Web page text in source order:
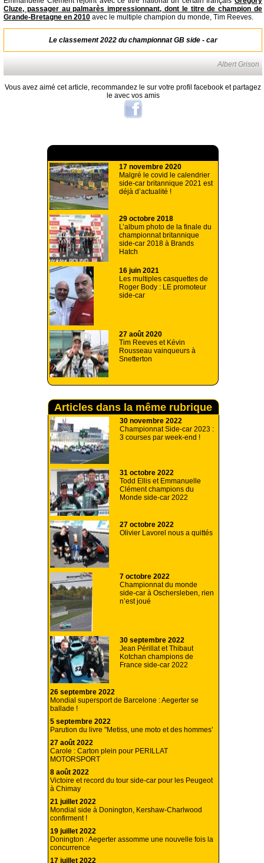
Cluze, passager au palmarès impressionnant, dont le titre de champion de
Grande-Bretagne en 2010 avec le multiple champion du monde, Tim Reeves.
Le classement 2022 du championnat GB side - car
Albert Grison
Vous avez aimé cet article, recommandez le sur votre profil facebook et partagez
le avec vos amis
17 novembre 2020
Malgré le covid le calendrier
side-car britannique 2021 est
déjà d’actualité !
29 octobre 2018
L’album photo de la finale du
championnat britannique
side-car 2018 à Brands
Hatch
16 juin 2021
Les multiples casquettes de
Roger Body : LE promoteur
side-car
27 août 2020
Tim Reeves et Kévin
Rousseau vainqueurs à
Snetterton
Articles dans la même rubrique
30 novembre 2022
Championnat Side-car 2023 :
3 courses par week-end !
31 octobre 2022
Todd Ellis et Emmanuelle
Clément champions du
Monde side-car 2022
27 octobre 2022
Olivier Lavorel nous a quittés
7 octobre 2022
Championnat du monde
side-car à Oschersleben, rien
n’est joué
30 septembre 2022
Jean Périllat et Thibaut
Kotchan champions de
France side-car 2022
26 septembre 2022
Mondial supersport de Barcelone : Aegerter se
ballade !
5 septembre 2022
Parution du livre "Metiss, une moto et des hommes’
27 août 2022
Carole : Carton plein pour PERILLAT
MOTORSPORT
8 août 2022
Victoire et record du tour side-car pour les Peugeot
à Chimay
21 juillet 2022
Mondial side à Donington, Kershaw-Charlwood
confirment !
19 juillet 2022
Donington : Aegerter assomme une nouvelle fois la
concurrence
17 juillet 2022